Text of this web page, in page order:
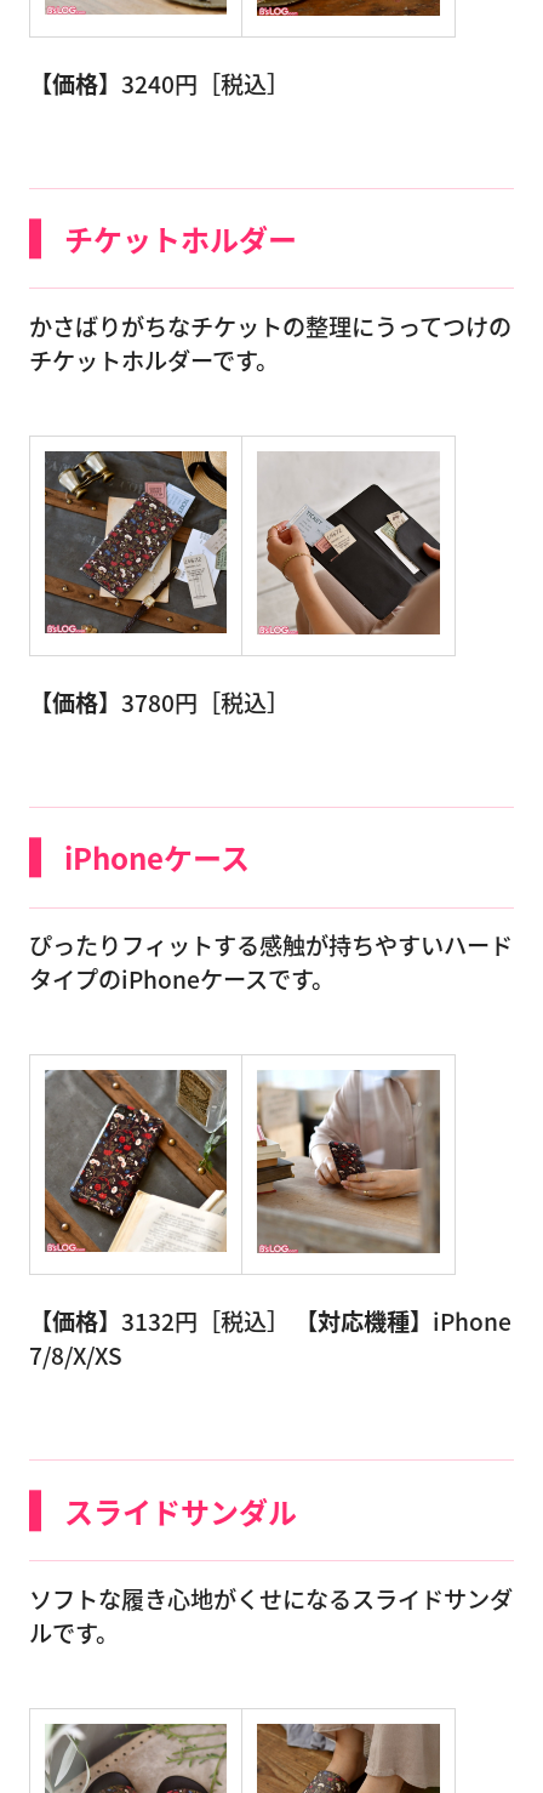
【価格】 3240円［税込］
チケットホルダー
かさばりがちなチケットの整理にうってつけの
チケットホルダーです。
【価格】 3780円［税込］
iPhoneケース
ぴったりフィットする感触が持ちやすいハード
タイプのiPhoneケースです。
【価格】 3132円［税込］ 【対応機種】 iPhone
7/8/X/XS
スライドサンダル
ソフトな履き心地がくせになるスライドサンダ
ルです。